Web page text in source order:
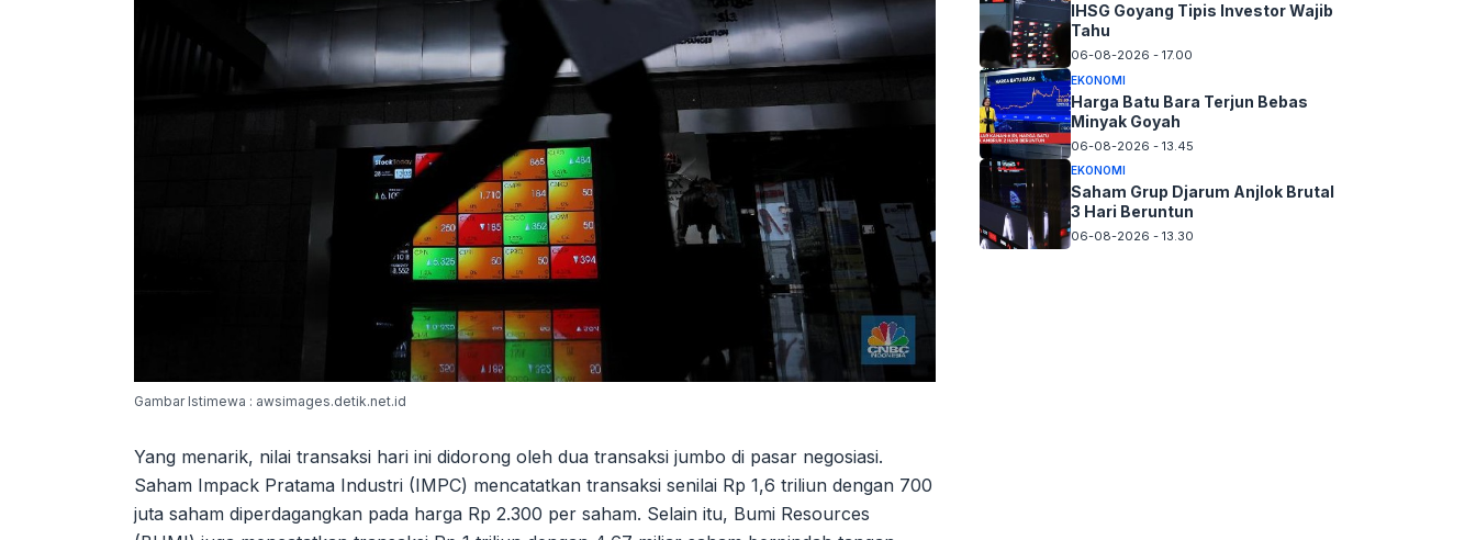
Gambar Istimewa : awsimages.detik.net.id
Yang menarik, nilai transaksi hari ini didorong oleh dua transaksi jumbo di pasar negosiasi.
Saham Impack Pratama Industri (IMPC) mencatatkan transaksi senilai Rp 1,6 triliun dengan 700
juta saham diperdagangkan pada harga Rp 2.300 per saham. Selain itu, Bumi Resources
IHSG Goyang Tipis Investor Wajib
Tahu
06-08-2026 - 17.00
EKONOMI
Harga Batu Bara Terjun Bebas
Minyak Goyah
06-08-2026 - 13.45
EKONOMI
Saham Grup Djarum Anjlok Brutal
3 Hari Beruntun
06-08-2026 - 13.30